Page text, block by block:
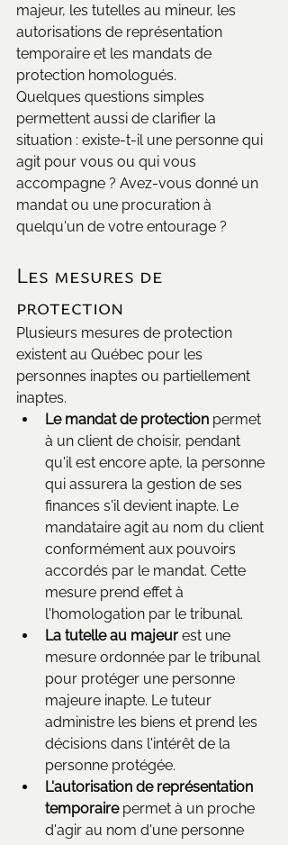
majeur, les tutelles au mineur, les
autorisations de représentation
temporaire et les mandats de
protection homologués.
Quelques questions simples
permettent aussi de clarifier la
situation : existe-t-il une personne qui
agit pour vous ou qui vous
accompagne ? Avez-vous donné un
mandat ou une procuration à
quelqu'un de votre entourage ?
Les mesures de
protection
Plusieurs mesures de protection
existent au Québec pour les
personnes inaptes ou partiellement
inaptes.
Le mandat de protection permet
à un client de choisir, pendant
qu'il est encore apte, la personne
qui assurera la gestion de ses
finances s'il devient inapte. Le
mandataire agit au nom du client
conformément aux pouvoirs
accordés par le mandat. Cette
mesure prend effet à
l'homologation par le tribunal.
La tutelle au majeur est une
mesure ordonnée par le tribunal
pour protéger une personne
majeure inapte. Le tuteur
administre les biens et prend les
décisions dans l'intérêt de la
personne protégée.
L'autorisation de représentation
temporaire permet à un proche
d'agir au nom d'une personne